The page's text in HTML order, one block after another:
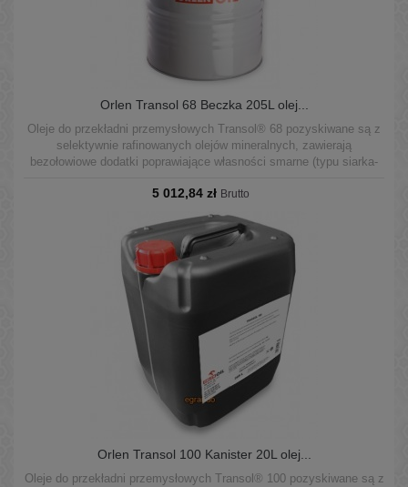
Orlen Transol 68 Beczka 205L olej...
Oleje do przekładni przemysłowych Transol® 68 pozyskiwane są z
selektywnie rafinowanych olejów mineralnych, zawierają
bezołowiowe dodatki poprawiające własności smarne (typu siarka-
podwyższającym odporność na utlenianie, przeciwpiennym,
demulgującym.
5 012,84 zł Brutto
Orlen Transol 100 Kanister 20L olej...
Oleje do przekładni przemysłowych Transol® 100 pozyskiwane są z